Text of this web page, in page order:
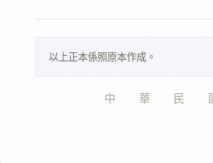
以上正本係照原本作成。
中　　華　　民　　